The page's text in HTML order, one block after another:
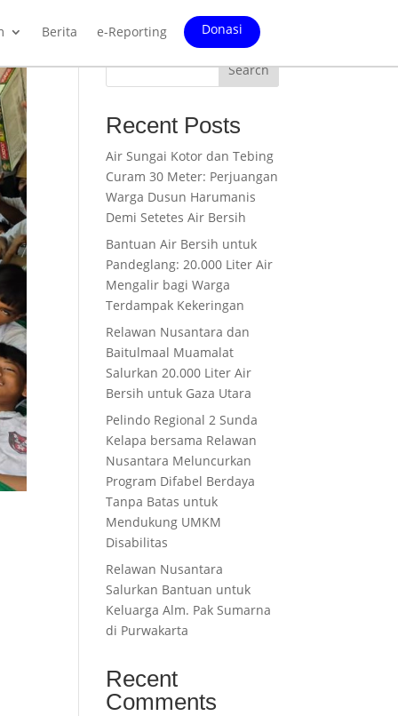
Berita e-Reporting Donasi
Search
Recent Posts
Air Sungai Kotor dan Tebing
Curam 30 Meter: Perjuangan
Warga Dusun Harumanis
Demi Setetes Air Bersih
Bantuan Air Bersih untuk
Pandeglang: 20.000 Liter Air
Mengalir bagi Warga
Terdampak Kekeringan
Relawan Nusantara dan
Baitulmaal Muamalat
Salurkan 20.000 Liter Air
Bersih untuk Gaza Utara
Pelindo Regional 2 Sunda
Kelapa bersama Relawan
Nusantara Meluncurkan
Program Difabel Berdaya
Tanpa Batas untuk
Mendukung UMKM
Disabilitas
Relawan Nusantara
Salurkan Bantuan untuk
Keluarga Alm. Pak Sumarna
di Purwakarta
Recent
Comments